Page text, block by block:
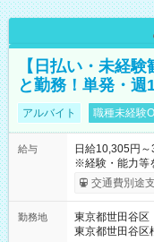
【日払い・未経
と勤務！単発・
アルバイト 職種未経験
給与
日給10,305円～
※経験・能力等を
間】試用期間な
交通費別途
勤務地
東京都世田谷区
東京都世田谷区